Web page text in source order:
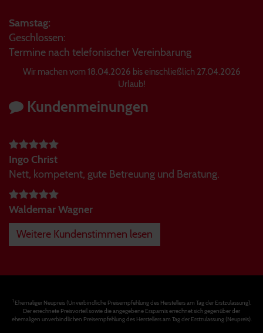
Samstag:
Geschlossen:
Termine nach telefonischer Vereinbarung
Wir machen vom 18.04.2026 bis einschließlich 27.04.2026
Urlaub!
Kundenmeinungen
Ingo Christ
Nett, kompetent, gute Betreuung und Beratung.
Waldemar Wagner
Weitere Kundenstimmen lesen
1Ehemaliger Neupreis (Unverbindliche Preisempfehlung des Herstellers am Tag der Erstzulassung).
Der errechnete Preisvorteil sowie die angegebene Ersparnis errechnet sich gegenüber der
ehemaligen unverbindlichen Preisempfehlung des Herstellers am Tag der Erstzulassung (Neupreis).